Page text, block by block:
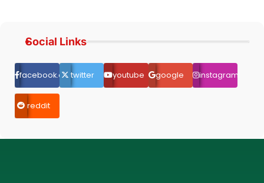
Social Links
facebook.comtwitter youtube google instagram
reddit